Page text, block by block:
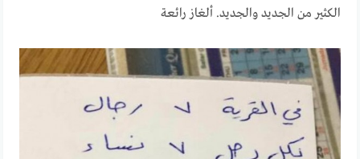
الكثير من الجديد والجديد. ألغاز رائعة